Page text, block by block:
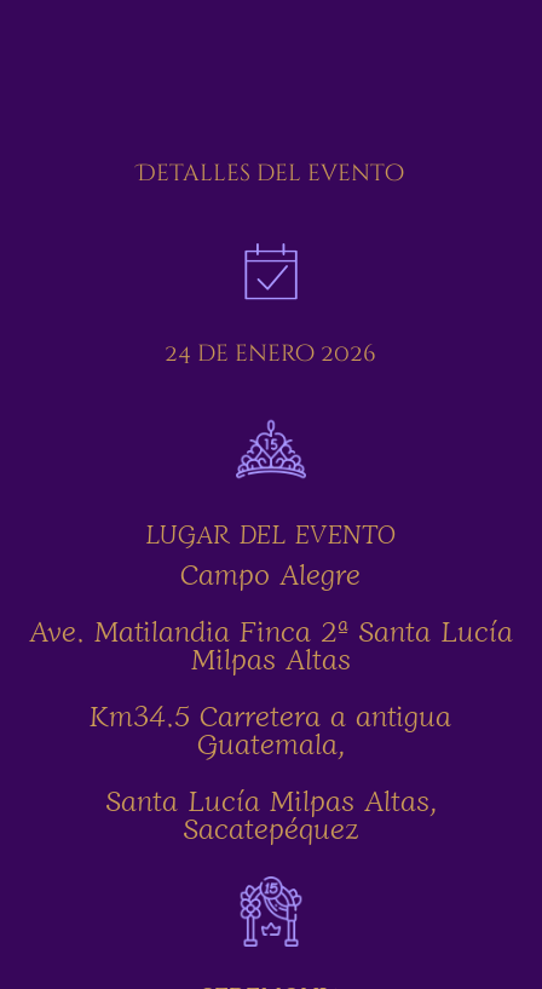
Detalles del evento
24 de enero 2026
LUGAR DEL EVENTO
Campo Alegre
Ave. Matilandia Finca 2ª Santa Lucía
Milpas Altas
Km34.5 Carretera a antigua
Guatemala,
Santa Lucía Milpas Altas,
Sacatepéquez